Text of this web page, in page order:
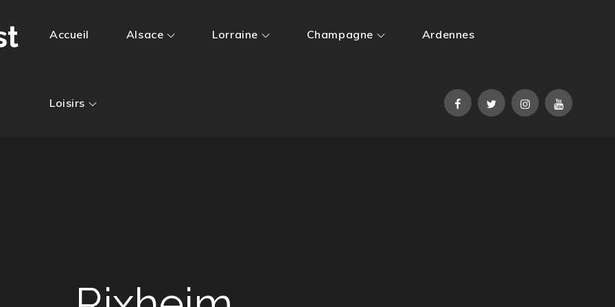
Accueil Alsace Lorraine Champagne Ardennes
Loisirs FacebookTwitterInstagramYouTube